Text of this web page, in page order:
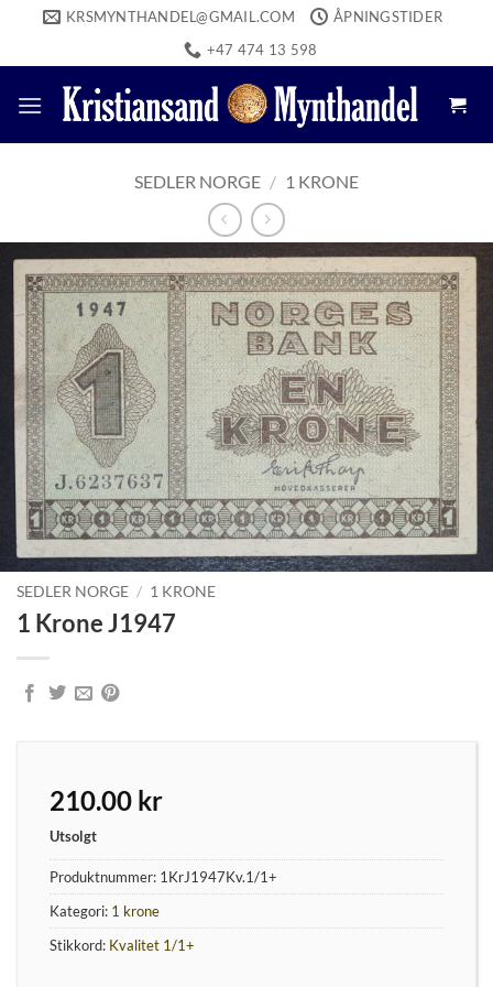
content
KRSMYNTHANDEL@GMAIL.COM
ÅPNINGSTIDER
+47 474 13 598
SEDLER NORGE / 1 KRONE
SEDLER NORGE / 1 KRONE
1 Krone J1947
210.00 kr
Utsolgt
Produktnummer: 1KrJ1947Kv.1/1+
Kategori: 1 krone
Stikkord: Kvalitet 1/1+